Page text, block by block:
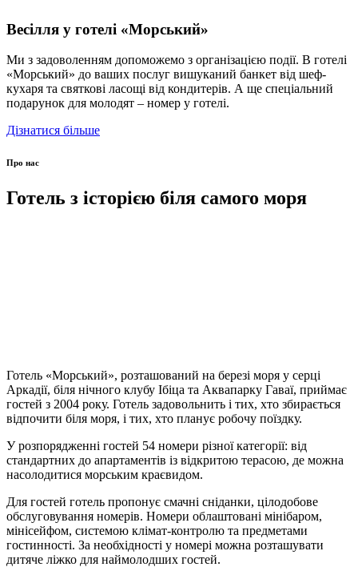
Весілля у готелі «Морський»
Ми з задоволенням допоможемо з організацією події. В готелі
«Морський» до ваших послуг вишуканий банкет від шеф-
кухаря та святкові ласощі від кондитерів. А ще спеціальний
подарунок для молодят – номер у готелі.
Дізнатися більше
Про нас
Готель з історією біля самого моря
Готель «Морський», розташований на березі моря у серці
Аркадії, біля нічного клубу Ібіца та Аквапарку Гаваї, приймає
гостей з 2004 року. Готель задовольнить і тих, хто збирається
відпочити біля моря, і тих, хто планує робочу поїздку.
У розпорядженні гостей 54 номери різної категорії: від
стандартних до апартаментів із відкритою терасою, де можна
насолодитися морським краєвидом.
Для гостей готель пропонує смачні сніданки, цілодобове
обслуговування номерів. Номери облаштовані мінібаром,
мінісейфом, системою клімат-контролю та предметами
гостинності. За необхідності у номері можна розташувати
дитяче ліжко для наймолодших гостей.